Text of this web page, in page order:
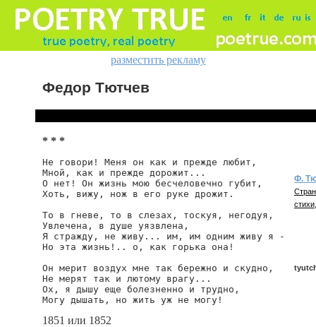
разместить рекламу
Федор Тютчев
* * *
Не говори! Меня он как и прежде любит,
Мной, как и прежде дорожит...
О нет! Он жизнь мою бесчеловечно губит,
Хоть, вижу, нож в его руке дрожит.
То в гневе, то в слезах, тоскуя, негодуя,
Увлечена, в душе уязвлена,
Я стражду, не живу... им, им одним живу я -
Но эта жизнь!.. о, как горька она!
Он мерит воздух мне так бережно и скудно,
Не мерят так и лютому врагу...
Ох, я дышу еще болезненно и трудно,
Могу дышать, но жить уж не могу!
1851 или 1852
Ф.